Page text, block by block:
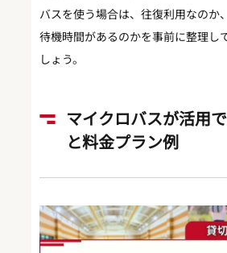
バスを使う場合は、往復利用なのか
待機時間があるのかを事前に整理し
しょう。
マイクロバスが活用
と料金プラン例